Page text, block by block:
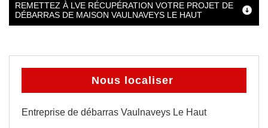
REMETTEZ À LVE RÉCUPÉRATION VOTRE PROJET DE
DÉBARRAS DE MAISON VAULNAVEYS LE HAUT
Nous localiser
Entreprise de débarras Vaulnaveys Le Haut